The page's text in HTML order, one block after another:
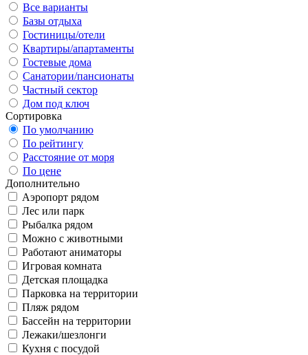
Все варианты
Базы отдыха
Гостиницы/отели
Квартиры/апартаменты
Гостевые дома
Санатории/пансионаты
Частный сектор
Дом под ключ
Сортировка
По умолчанию
По рейтингу
Расстояние от моря
По цене
Дополнительно
Аэропорт рядом
Лес или парк
Рыбалка рядом
Можно с животными
Работают аниматоры
Игровая комната
Детская площадка
Парковка на территории
Пляж рядом
Бассейн на территории
Лежаки/шезлонги
Кухня с посудой